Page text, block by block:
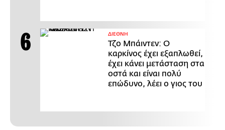
ΔΙΕΘΝΗ
Τζο Μπάιντεν: Ο
καρκίνος έχει εξαπλωθεί,
έχει κάνει μετάσταση στα
οστά και είναι πολύ
επώδυνο, λέει ο γιος του